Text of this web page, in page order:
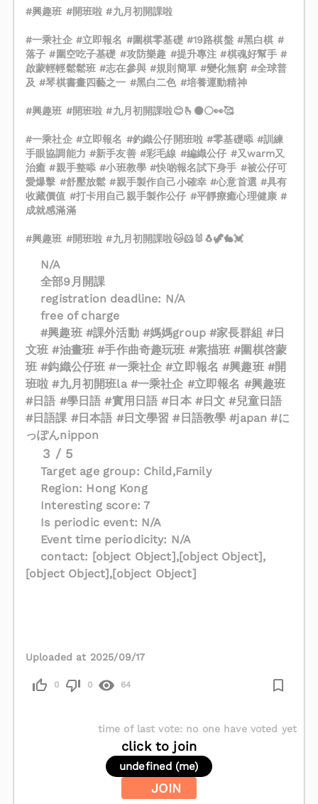
#興趣班 #開班啦 #九月初開課啦
#一乘社企 #立即報名 #圍棋零基礎 #19路棋盤 #黑白棋 #
落子 #圍空吃子基礎 #攻防樂趣 #提升專注 #棋魂好幫手 #
啟蒙輕輕鬆鬆班 #志在參與 #規則簡單 #變化無窮 #全球普
及 #琴棋書畫四藝之一 #黑白二色 #培養運動精神
#興趣班 #開班啦 #九月初開課啦😊🫰⚫️⚪️👀🥰
#一乘社企 #立即報名 #釣織公仔開班啦 #零基礎㖭 #訓練
手眼協調能力 #新手友善 #彩毛線 #編織公仔 #又warm又
治癒 #親手整㖭 #小班教學 #快啲報名試下身手 #被公仔可
愛爆擊 #舒壓放鬆 #親手製作自己小確幸 #心意首選 #具有
收藏價值 #打卡用自己親手製作公仔 #平靜療癒心理健康 #
成就感滿滿
#興趣班 #開班啦 #九月初開課啦🐱🐹🐰🐧🦖🐇💓
N/A
全部9月開課
registration deadline: N/A
free of charge
#興趣班 #課外活動 #媽媽group #家長群組 #日
文班 #油畫班 #手作曲奇趣玩班 #素描班 #圍棋啓蒙
班 #鈎織公仔班 #一乘社企 #立即報名 #興趣班 #開
班啦 #九月初開班la #一乘社企 #立即報名 #興趣班
#日語 #學日語 #實用日語 #日本 #日文 #兒童日語
#日語課 #日本語 #日文學習 #日語教學 #japan #に
っぽんnippon
3 / 5
Target age group: Child,Family
Region: Hong Kong
Interesting score: 7
Is periodic event: N/A
Event time periodicity: N/A
contact: [object Object],[object Object],
[object Object],[object Object]
Uploaded at 2025/09/17
0 0 64
time of last vote: no one have voted yet
click to join
undefined (me)
JOIN